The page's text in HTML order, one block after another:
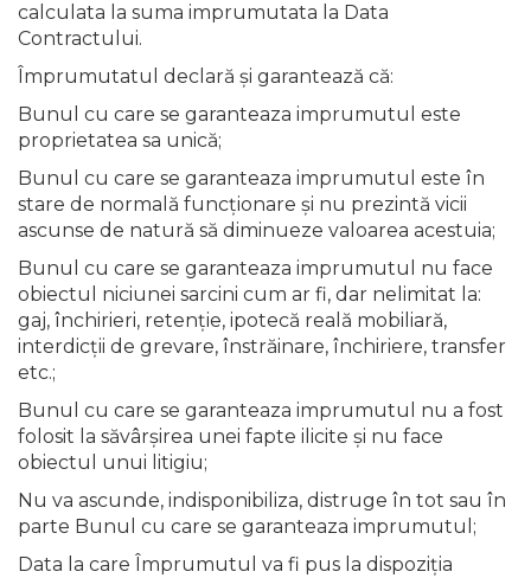
calculata la suma imprumutata la Data
Contractului.
Împrumutatul declară şi garantează că:
Bunul cu care se garanteaza imprumutul este
proprietatea sa unică;
Bunul cu care se garanteaza imprumutul este în
stare de normală funcţionare şi nu prezintă vicii
ascunse de natură să diminueze valoarea acestuia;
Bunul cu care se garanteaza imprumutul nu face
obiectul niciunei sarcini cum ar fi, dar nelimitat la:
gaj, închirieri, retenţie, ipotecă reală mobiliară,
interdicţii de grevare, înstrăinare, închiriere, transfer
etc.;
Bunul cu care se garanteaza imprumutul nu a fost
folosit la săvârşirea unei fapte ilicite şi nu face
obiectul unui litigiu;
Nu va ascunde, indisponibiliza, distruge în tot sau în
parte Bunul cu care se garanteaza imprumutul;
Data la care Împrumutul va fi pus la dispoziţia